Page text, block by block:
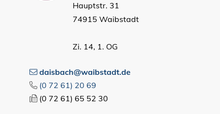
Hauptstr. 31
74915 Waibstadt
Zi. 14, 1. OG
daisbach@waibstadt.de
(0 72 61) 20 69
(0 72 61) 65 52 30